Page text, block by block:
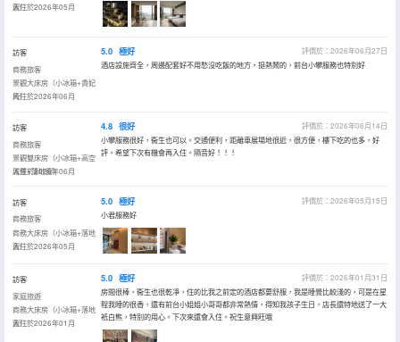
窗）
入住於2026年05月
訪客
商務旅客
景觀大床房（小冰箱+貴妃
椅）
入住於2026年06月
5.0 極好
評價於：2026年06月27日
酒店設施齊全，周邊配套好不用愁沒吃飯的地方，挺熱鬧的，前台小攀服務也特別好
訪客
商務旅客
景觀雙床房（小冰箱+高空
城景+落地窗）
入住於2026年06月
4.8 很好
評價於：2026年06月14日
小攀服務很好，衞生也可以。交通便利，距離車展場地很近，很方便，樓下吃的也多，好
評。希望下次有機會再入住。隔音好！！！
訪客
商務旅客
商務大床房（小冰箱+落地
窗）
入住於2026年05月
5.0 極好
評價於：2026年05月15日
小君服務好
訪客
家庭旅遊
商務大床房（小冰箱+落地
窗）
入住於2026年01月
5.0 極好
評價於：2026年01月31日
房間很棒，衞生也很乾凈，住的比我之前定的酒店都要舒服，我是睡覺比較淺的，可是在星
程我睡的很香，還有前台小姐姐小哥哥都非常熱情，得知我孩子生日，店長還特地送了一大
衹白熊，特別的用心。下次來還會入住。祝生意興旺哦